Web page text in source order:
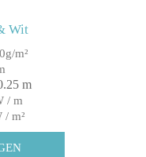
Wit
m²
m
/ m
/ m²